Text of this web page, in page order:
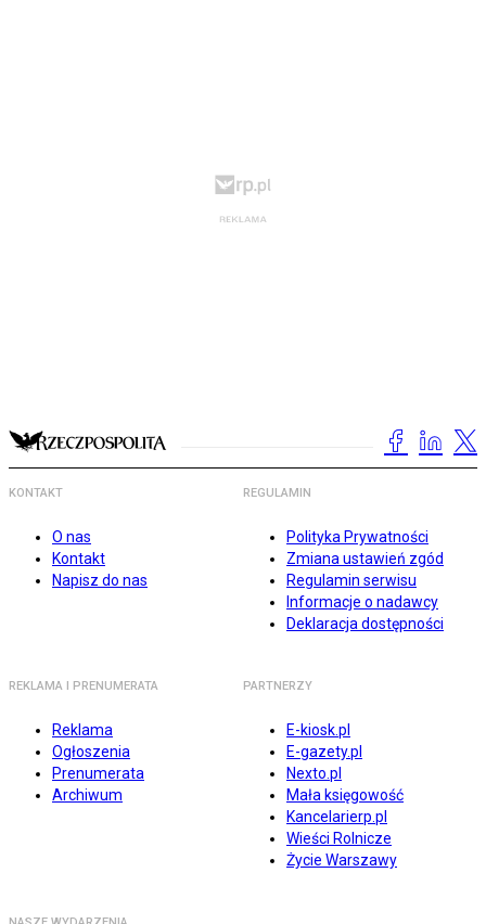
KONTAKT
O nas
Kontakt
Napisz do nas
REGULAMIN
Polityka Prywatności
Zmiana ustawień zgód
Regulamin serwisu
Informacje o nadawcy
Deklaracja dostępności
REKLAMA I PRENUMERATA
Reklama
Ogłoszenia
Prenumerata
Archiwum
PARTNERZY
E-kiosk.pl
E-gazety.pl
Nexto.pl
Mała księgowość
Kancelarierp.pl
Wieści Rolnicze
Życie Warszawy